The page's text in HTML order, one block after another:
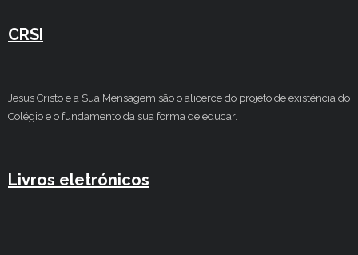
CRSI
Jesus Cristo e a Sua Mensagem são o alicerce do projeto de existência do
Colégio e o fundamento da sua forma de educar.
Livros eletrónicos